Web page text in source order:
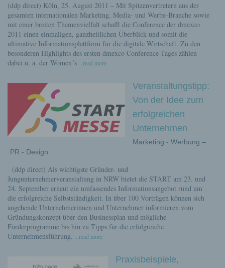
(ddp direct) Köln, 25. August 2011 – Mit Spitzenvertretern aus der
gesamten internationalen Marketing, Media- und Werbe-Branche sowie
mit einer breiten Themenvielfalt schafft die Conference der dmexco
2011 einen einmaligen, ganzheitlichen Überblick und somit die
ultimative Informationsplattform für die digitale Wirtschaft. Zu den
besonderen Highlights des ersten dmexco Conference-Tages zählen
dabei u. a. der Women´s ...read more
Veranstaltungstipp:
Von der Idee zum
erfolgreichen
Unternehmen
Marketing - Werbung –
PR - Design
(ddp direct) Als wichtigste Gründer- und
Jungunternehmerveranstaltung in NRW bietet die START am 23. und
24. September erneut ein umfassendes Informationsangebot rund um
die erfolgreiche Selbstständigkeit. In über 100 Vorträgen können sich
angehende Unternehmerinnen und Unternehmer informieren vom
Gründungskonzept über den Businessplan und mögliche
Förderprogramme bis hin zu Tipps für die erfolgreiche
Unternehmensführung. ...read more
Praxisbeispiele,